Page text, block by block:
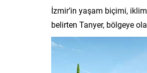
İzmir’in yaşam biçimi,
belirten Tanyer, bölgeye